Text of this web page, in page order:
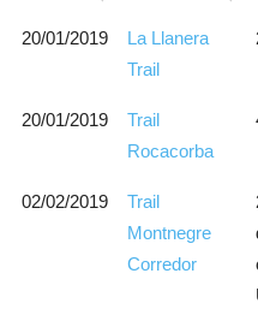
20/01/2019
La Llanera
Trail
20/01/2019
Trail
Rocacorba
02/02/2019
Trail
Montnegre
Corredor